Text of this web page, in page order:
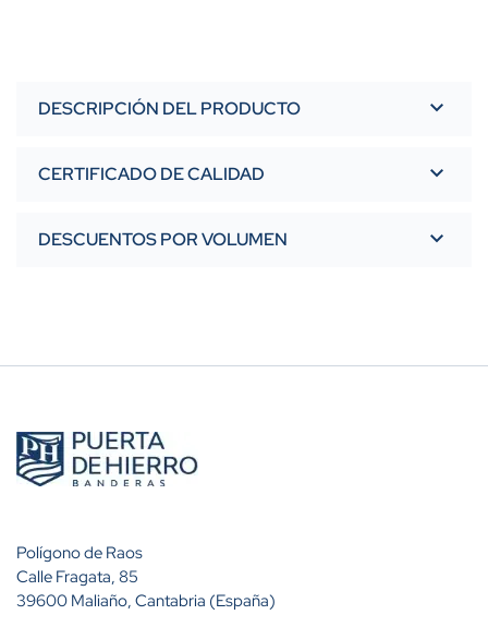
DESCRIPCIÓN DEL PRODUCTO
CERTIFICADO DE CALIDAD
DESCUENTOS POR VOLUMEN
Polígono de Raos
Calle Fragata, 85
39600 Maliaño, Cantabria (España)